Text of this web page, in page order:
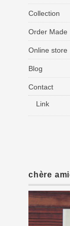
Collection
Order Made
Online store
Blog
Contact
Link
chère